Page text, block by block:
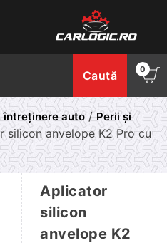
Caută 0
întreținere auto/Perii și
anvelope K2 Pro cu
Aplicator
silicon
anvelope K2